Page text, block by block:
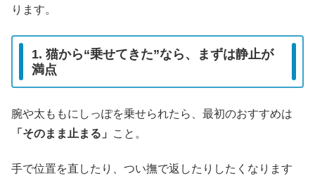
ります。
1. 猫から“乗せてきた”なら、まずは静止が
満点
腕や太ももにしっぽを乗せられたら、最初のおすすめは
「そのまま止まる」
こと。
手で位置を直したり、つい撫で返したりしたくなります